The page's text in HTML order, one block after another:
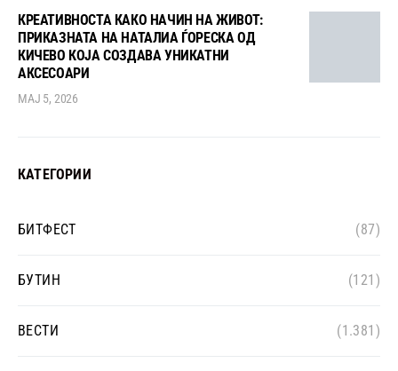
КРЕАТИВНОСТА КАКО НАЧИН НА ЖИВОТ:
ПРИКАЗНАТА НА НАТАЛИА ЃОРЕСКА ОД
КИЧЕВО КОЈА СОЗДАВА УНИКАТНИ
АКСЕСОАРИ
МАЈ 5, 2026
КАТЕГОРИИ
БИТФЕСТ (87)
БУТИН (121)
ВЕСТИ (1.381)